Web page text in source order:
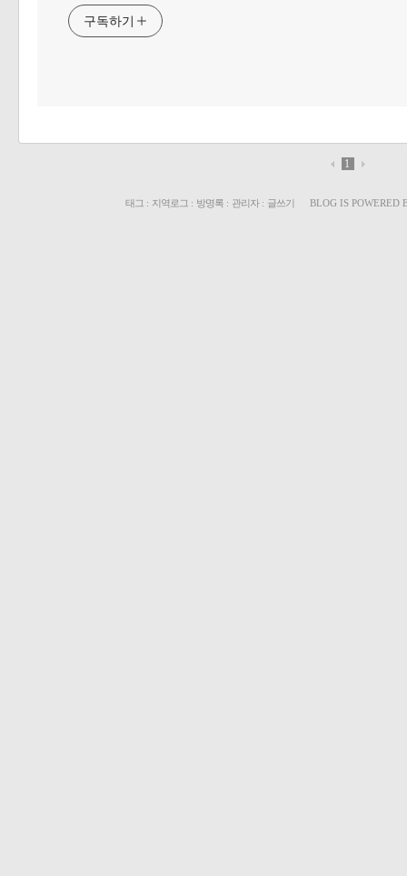
구독하기
1
태그 : 지역로그 : 방명록 : 관리자: 글쓰기 BLOG IS POWERED